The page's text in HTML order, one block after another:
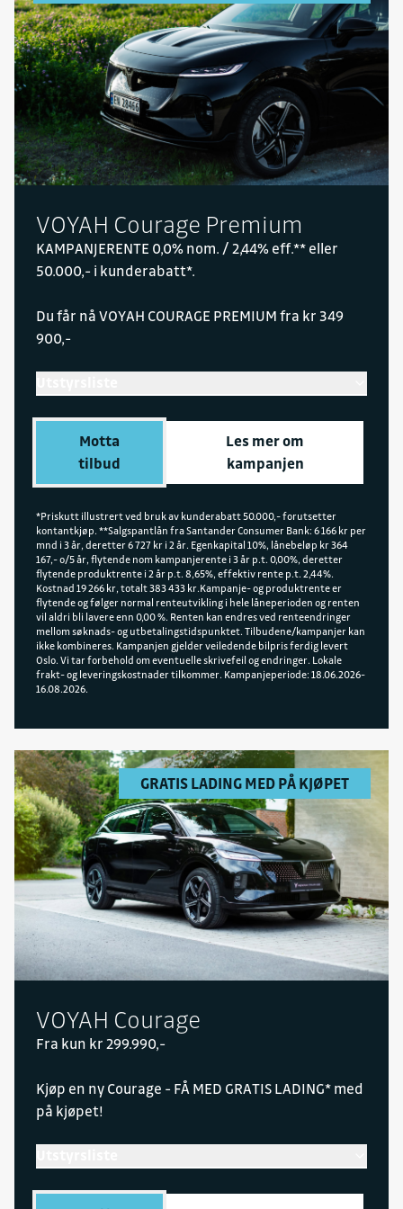
2619 Lillehammer
Postadresse
Postboks 1034
2605 Lillehammer
FAKTURAINFORMASJON
Juridisk navn
Sulland Lillehammer AS
Organisasjonsnummer
979 488 378
faktura.lillehammer@sulland.no
VOYAH Courage Premium
KAMPANJERENTE 0,0% nom. / 2,44% eff.** eller
50.000,- i kunderabatt*.
Du får nå VOYAH COURAGE PREMIUM fra kr 349
900,-
(WLTP), 5 stjerner i Euro NCAP, hurtiglading opptil
200 kW (10-80 % på kun 35 min) Apple CarPlay,
bagasjekapasitet på 527 liter og hengerfeste med
Motta
tilbud
Les mer om
kampanjen
*Priskutt illustrert ved bruk av kunderabatt 50.000,- forutsetter
kontantkjøp. **Salgspantlån fra Santander Consumer Bank: 6 166 kr per
mnd i 3 år, deretter 6 727 kr i 2 år. Egenkapital 10%, lånebeløp kr 364
167,- o/5 år, flytende nom kampanjerente i 3 år p.t. 0,00%, deretter
flytende produktrente i 2 år p.t. 8,65%, effektiv rente p.t. 2,44%.
Kostnad 19 266 kr, totalt 383 433 kr.Kampanje- og produktrente er
flytende og følger normal renteutvikling i hele låneperioden og renten
vil aldri bli lavere enn 0,00 %. Renten kan endres ved renteendringer
mellom søknads- og utbetalingstidspunktet. Tilbudene/kampanjer kan
ikke kombineres. Kampanjen gjelder veiledende bilpris ferdig levert
Oslo. Vi tar forbehold om eventuelle skrivefeil og endringer. Lokale
frakt- og leveringskostnader tilkommer. Kampanjeperiode: 18.06.2026-
16.08.2026.
GRATIS LADING MED PÅ KJØPET
VOYAH Courage
Fra kun kr 299.990,-
Kjøp en ny Courage - FÅ MED GRATIS LADING* med
på kjøpet!